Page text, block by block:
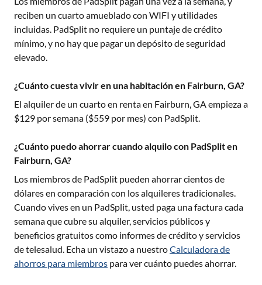
reciben un cuarto amueblado con WIFI y utilidades
incluidas. PadSplit no requiere un puntaje de crédito
mínimo, y no hay que pagar un depósito de seguridad
elevado.
¿Cuánto cuesta vivir en una habitación en Fairburn, GA?
El alquiler de un cuarto en renta en Fairburn, GAempieza a
$129 por semana ($559 por mes) con PadSplit.
¿Cuánto puedo ahorrar cuando alquilo con PadSplit en
Fairburn, GA?
Los miembros de PadSplit pueden ahorrar cientos de
dólares en comparación con los alquileres tradicionales.
Cuando vives en un PadSplit, usted paga una factura cada
semana que cubre su alquiler, servicios públicos y
beneficios gratuitos como informes de crédito y servicios
de telesalud. Echa un vistazo a nuestroCalculadora de
ahorros para miembros para ver cuánto puedes ahorrar.